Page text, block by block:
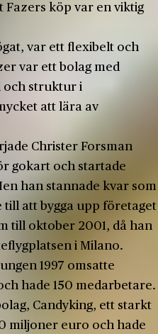
Fazers köp var en viktig
var ett flexibelt och
var ett bolag med
och struktur i
att lära av
Christer Forsman
gokart och startade
han stannade kvar som
att bygga upp företaget
till oktober 2001, då han
i Milano.
1997 omsatte
hade 150 medarbetare.
Candyking, ett starkt
miljoner euro och hade